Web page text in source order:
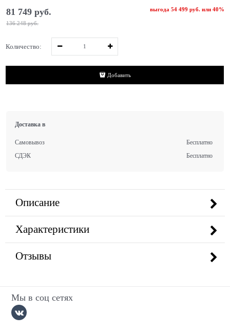
136 248 руб.
81 749 руб. выгода 54 499 руб.или 40%
Количество:
Добавить
Доставка в
Самовывоз
Бесплатно
СДЭК
Бесплатно
Описание
Характеристики
Отзывы
Мы в соц сетях